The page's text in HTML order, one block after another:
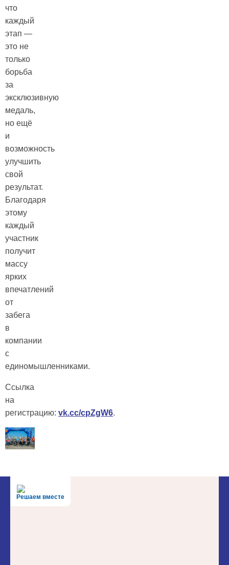
что
каждый
этап —
это не
только
борьба
за
эксклюзивную
медаль,
но ещё
и
возможность
улучшить
свой
результат.
Благодаря
этому
каждый
участник
получит
массу
ярких
впечатлений
от
забега
в
компании
с
единомышленниками.
Ссылка
на
регистрацию: vk.cc/cpZgW6.
Решаем вместе